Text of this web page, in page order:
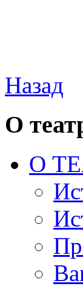
Назад
О
О